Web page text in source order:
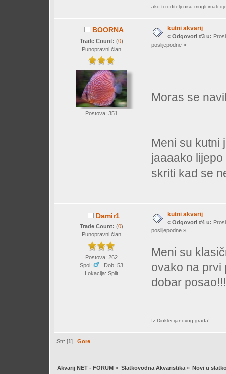
ako ti roditelji nisu mogli imati
BOORNA
Trade Count: (0)
Punopravni član
Postova: 351
kutni akvarij
« Odgovori #3 u:
poslijepodne »
Moras se
Meni su kutni
jaaaako
skriti kad se
Damir1
Trade Count: (0)
Punopravni član
Postova: 262
Spol:
Dob: 53
Lokacija: Split
kutni akvarij
« Odgovori #4 u:
poslijepodne »
Meni su
ovako na prvi
dobar posao!!!
Iz Dioklecijanovog grada!
Str: [1]Gore
Akvarij NET - FORUM » Slatkovodna Akvaristika» Novi u